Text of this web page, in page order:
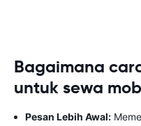
Bagaimana
untuk sewa
Pesan Lebih Awal: